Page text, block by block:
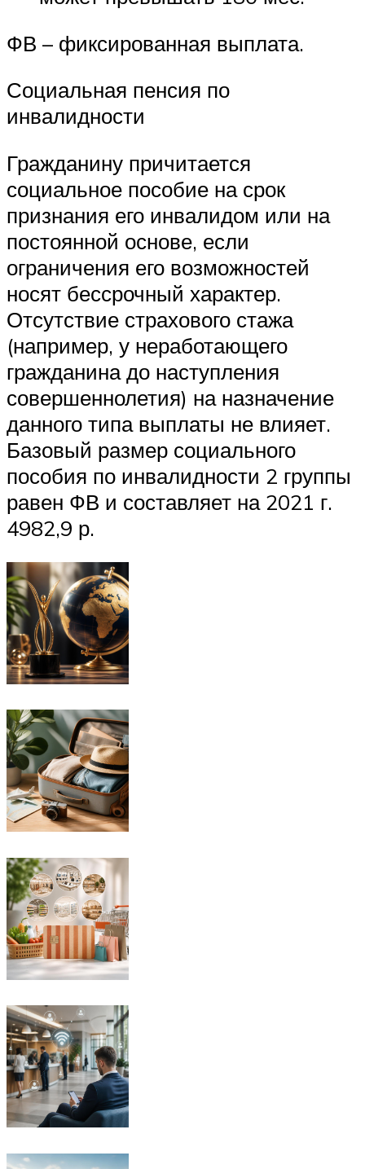
ФВ – фиксированная выплата.
Социальная пенсия по
инвалидности
Гражданину причитается
социальное пособие на срок
признания его инвалидом или на
постоянной основе, если
ограничения его возможностей
носят бессрочный характер.
Отсутствие страхового стажа
(например, у неработающего
гражданина до наступления
совершеннолетия) на назначение
данного типа выплаты не влияет.
Базовый размер социального
пособия по инвалидности 2 группы
равен ФВ и составляет на 2021 г.
4982,9 р.